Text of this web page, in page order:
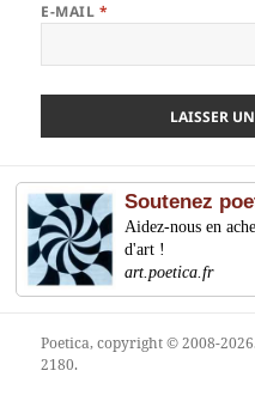
E-MAIL *
Soutenez
Aidez-nous en
d'art !
art.poetica.fr
Poetica, copyright © 2008-
2180.